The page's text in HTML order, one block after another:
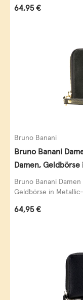
Regulärer Preis:
64,95 €
Bruno Banani
Bruno Banani
Damen,
Leder, schwarz-
Bruno Banani
Geldbörse in
Regulärer Preis:
64,95 €